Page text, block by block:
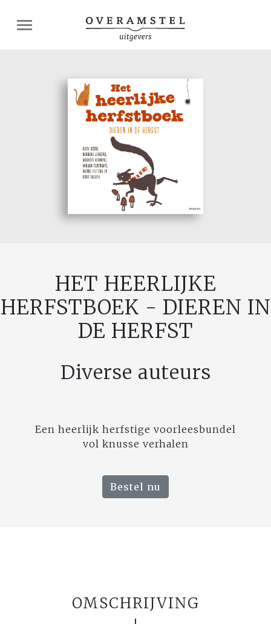
HET HEERLIJKE
HERFSTBOEK - DIEREN IN
DE HERFST
Diverse auteurs
Een heerlijk herfstige voorleesbundel
vol knusse verhalen
Bestel nu
OMSCHRIJVING